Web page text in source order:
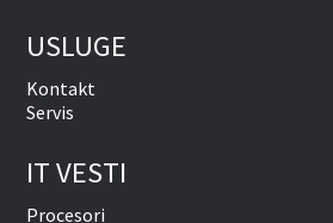
USLUGE
Kontakt
Servis
IT VESTI
Procesori